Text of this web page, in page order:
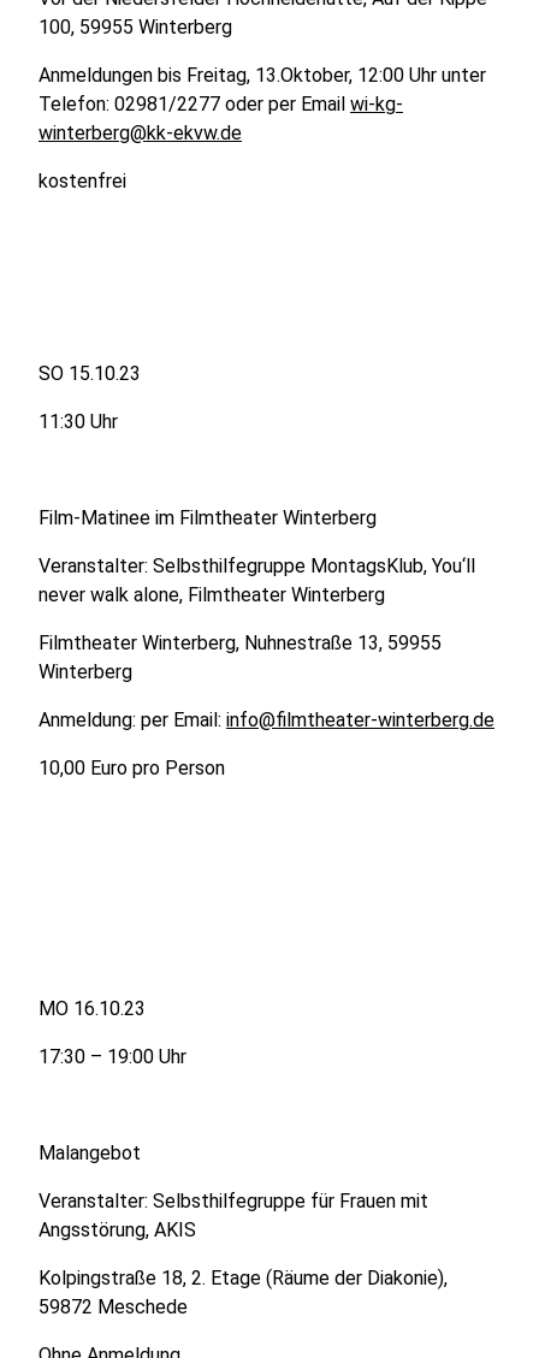
100, 59955 Winterberg
Anmeldungen bis Freitag, 13.Oktober, 12:00 Uhr unter
Telefon: 02981/2277 oder per Email wi-kg-
winterberg@kk-ekvw.de
kostenfrei
SO 15.10.23
11:30 Uhr
Film-Matinee im Filmtheater Winterberg
Veranstalter: Selbsthilfegruppe MontagsKlub, You‘ll
never walk alone, Filmtheater Winterberg
Filmtheater Winterberg, Nuhnestraße 13, 59955
Winterberg
Anmeldung: per Email: info@filmtheater-winterberg.de
10,00 Euro pro Person
MO 16.10.23
17:30 – 19:00 Uhr
Malangebot
Veranstalter: Selbsthilfegruppe für Frauen mit
Angsstörung, AKIS
Kolpingstraße 18, 2. Etage (Räume der Diakonie),
59872 Meschede